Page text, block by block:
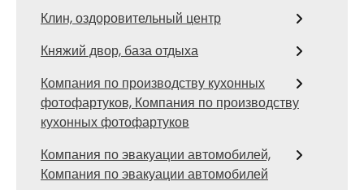
Клин, оздоровительный центр
Княжий двор, база отдыха
Компания по производству кухонных
фотофартуков, Компания по производству
кухонных фотофартуков
Компания по эвакуации автомобилей,
Компания по эвакуации автомобилей